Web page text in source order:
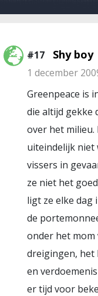
#17 Shy boy
1 december
Greenpeace is
die altijd gekke
over het milieu.
uiteindelijk niet
vissers in
ze niet het
ligt ze elke dag
de
onder het mom
dreigingen, het
en
er tijd voor